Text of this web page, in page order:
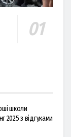
школи
2025 з відгуками